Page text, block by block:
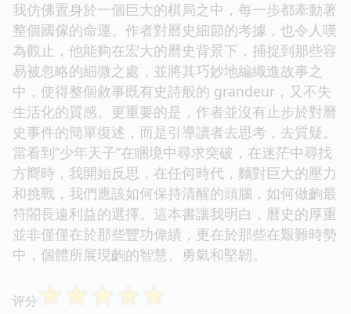
我仿佛置身於一個巨大的棋局之中，每一步都牽動著
整個國傢的命運。作者對曆史細節的考據，也令人嘆
為觀止，他能夠在宏大的曆史背景下，捕捉到那些容
易被忽略的細微之處，並將其巧妙地編織進故事之
中，使得整個敘事既有史詩般的 grandeur，又不失
生活化的質感。更重要的是，作者並沒有止步於對曆
史事件的簡單復述，而是引導讀者去思考，去質疑。
當看到“少年天子”在睏境中尋求突破，在迷茫中尋找
方嚮時，我開始反思，在任何時代，麵對巨大的壓力
和挑戰，我們應該如何保持清醒的頭腦，如何做齣最
符閤長遠利益的選擇。這本書讓我明白，曆史的厚重
並非僅僅在於那些豐功偉績，更在於那些在艱難時勢
中，個體所展現齣的智慧、勇氣和堅韌。
评分 ☆☆☆☆☆